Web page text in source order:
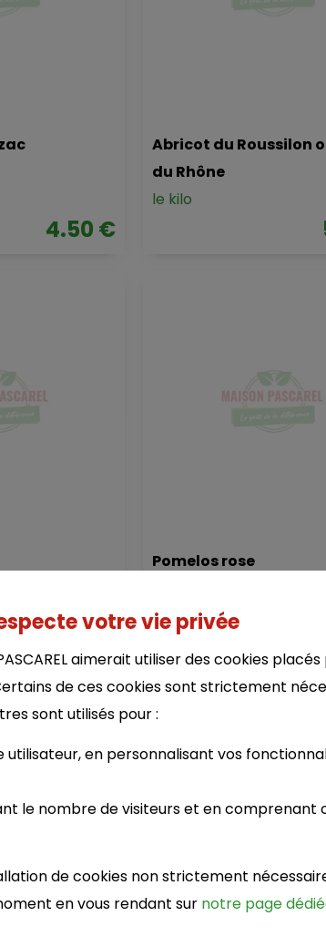
4.50 €
Abricot du Roussilon
du Rhône
le kilo
4.20 €
Pomelos rose
votre vie privée
aimerait utiliser des cookies
de ces cookies sont strictement
sont utilisés pour :
en personnalisant vos
le nombre de visiteurs et en comprenant
de cookies non strictement
en vous rendant sur notre page